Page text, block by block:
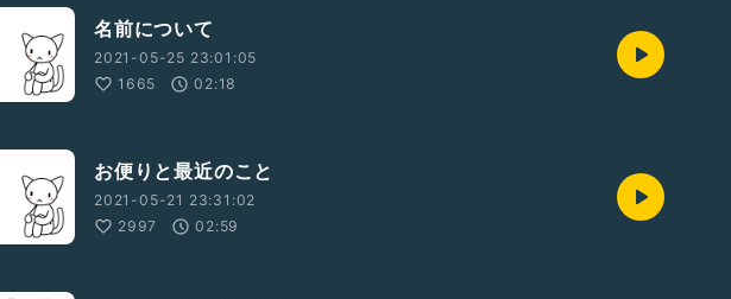
名前について
2021-05-25 23:01:05
1665
02:18
お便りと最近のこと
2021-05-21 23:31:02
2997
02:59